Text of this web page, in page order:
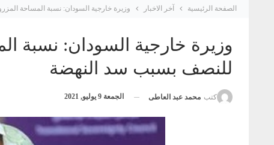
الصفحة الرئيسية آخر الاخبار وزيرة خارجية السودان: نسبة المساحة
وزيرة خارجية السودان: نسبة
للنصف بسبب سد النهضة
كتب محمد عبد العاطى الجمعة 9 يوليو, 2021